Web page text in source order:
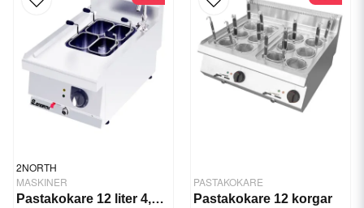
2NORTH
MASKINER
Pastakokare 12 liter 4,5 kW
PASTAKOKARE
Pastakokare 12 korgar